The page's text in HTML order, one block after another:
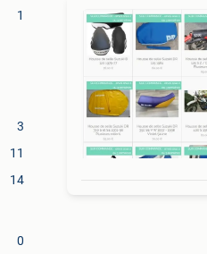
1
3
11
14
0